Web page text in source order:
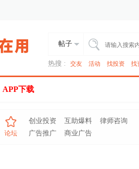
帖子
热搜 : 交友 活动 找投资 找
APP下载
论坛
创业投资 互助爆料
律师咨询
广告推广
商业广告